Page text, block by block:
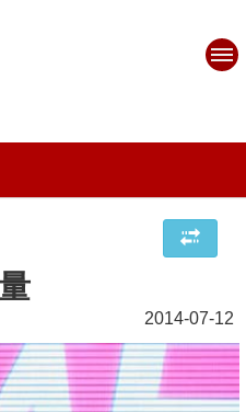
2014-07-12